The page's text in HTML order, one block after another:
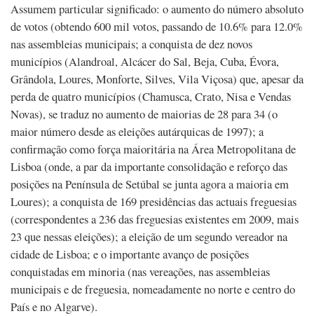
Assumem particular significado: o aumento do número absoluto
de votos (obtendo 600 mil votos, passando de 10.6% para 12.0%
nas assembleias municipais; a conquista de dez novos
municípios (Alandroal, Alcácer do Sal, Beja, Cuba, Évora,
Grândola, Loures, Monforte, Silves, Vila Viçosa) que, apesar da
perda de quatro municípios (Chamusca, Crato, Nisa e Vendas
Novas), se traduz no aumento de maiorias de 28 para 34 (o
maior número desde as eleições autárquicas de 1997); a
confirmação como força maioritária na Área Metropolitana de
Lisboa (onde, a par da importante consolidação e reforço das
posições na Península de Setúbal se junta agora a maioria em
Loures); a conquista de 169 presidências das actuais freguesias
(correspondentes a 236 das freguesias existentes em 2009, mais
23 que nessas eleições); a eleição de um segundo vereador na
cidade de Lisboa; e o importante avanço de posições
conquistadas em minoria (nas vereações, nas assembleias
municipais e de freguesia, nomeadamente no norte e centro do
País e no Algarve).